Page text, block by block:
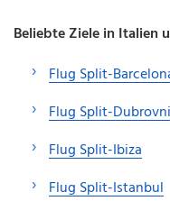
Beliebte Ziele in Italien
Flug Split-
Flug Split-
Flug Split-Ibiza
Flug Split-Istanbul